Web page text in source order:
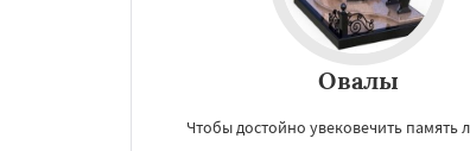
Овалы
Чтобы достойно увековечить память